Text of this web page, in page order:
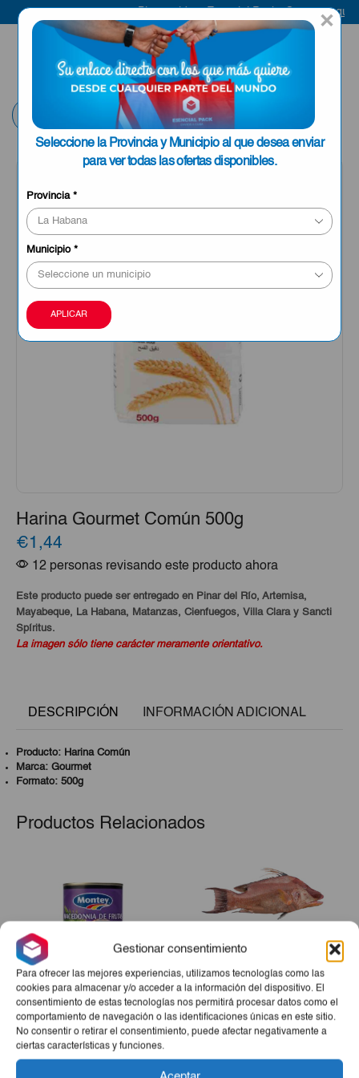
Gestionar consentimiento
Para ofrecer las mejores experiencias, utilizamos tecnologías como las
cookies para almacenar y/o acceder a la información del dispositivo. El
consentimiento de estas tecnologías nos permitirá procesar datos como el
comportamiento de navegación o las identificaciones únicas en este sitio.
No consentir o retirar el consentimiento, puede afectar negativamente a
ciertas características y funciones.
×
Seleccione la Provincia y Municipio al que desea enviar
para ver todas las ofertas disponibles.
Provincia*
Municipio*
APLICAR
Compra aquí
ENVIAR A LA
HABANA
Harina Gourmet Común 500g
€1,44
12 personas revisando este producto ahora
Este producto puede ser entregado en Pinar del Río, Artemisa,
Mayabeque, La Habana, Matanzas, Cienfuegos, Villa Clara y Sancti
Spíritus.
La imagen sólo tiene carácter meramente orientativo.
DESCRIPCIÓN INFORMACIÓN ADICIONAL
Producto: Harina Común
Marca: Gourmet
Formato: 500g
Productos Relacionados
Cocktail 5 Frutas Montey
420g
€2,20
Pescado De Mar Pez Perro
5lb
€12,50